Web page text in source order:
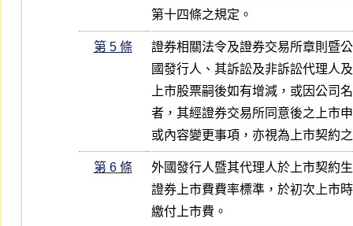
第十四條之規定。
第 5 條
證券相關法令及證券交易所章則暨
國發行人、其訴訟及非訴訟代理人
上市股票嗣後如有增減，或因公司
者，其經證券交易所同意後之上市
或內容變更事項，亦視為上市契約
第 6 條
外國發行人暨其代理人於上市契約
證券上市費費率標準，於初次上市
繳付上市費。